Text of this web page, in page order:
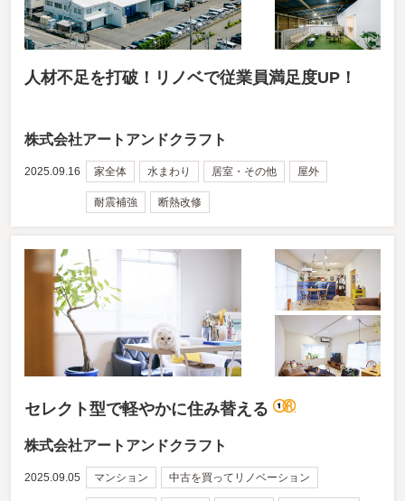
人材不足を打破！リノベで従業員満足度UP！
株式会社アートアンドクラフト
2025.09.16 家全体 水まわり 居室・その他 屋外
耐震補強 断熱改修
セレクト型で軽やかに住み替える
株式会社アートアンドクラフト
2025.09.05 マンション 中古を買ってリノベーション